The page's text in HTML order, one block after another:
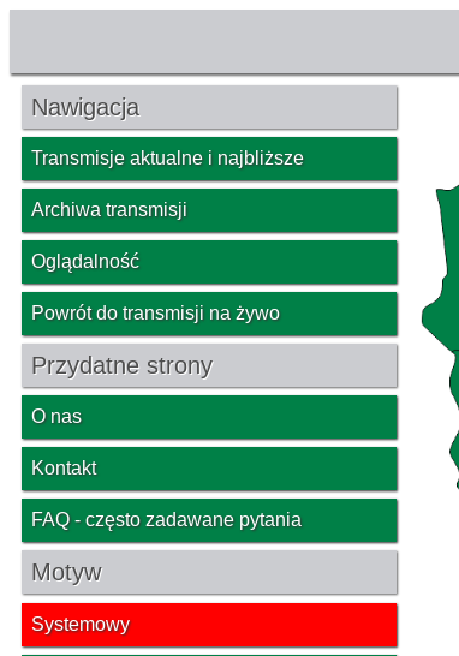
Nawigacja
Transmisje aktualne i najbliższe
Archiwa transmisji
Oglądalność
Powrót do transmisji na żywo
Przydatne strony
O nas
Kontakt
FAQ - często zadawane pytania
Motyw
Systemowy